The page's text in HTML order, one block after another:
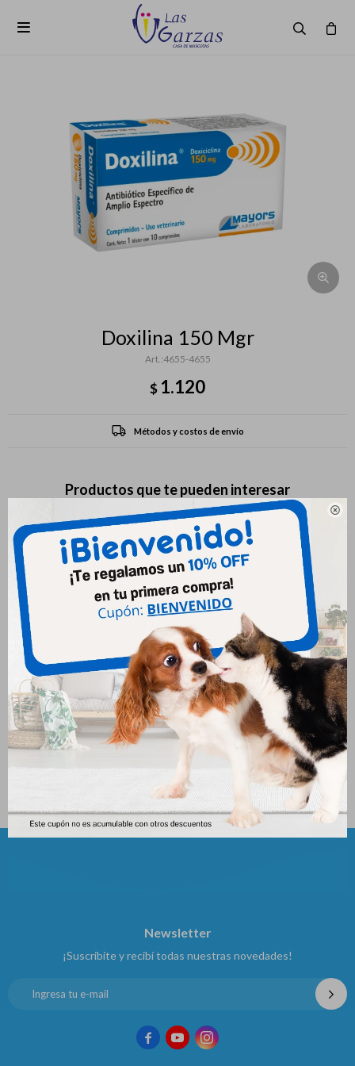


Doxilina 150 Mgr
4655-4655
$ 1.120
Métodos y costos de envío
Productos que te pueden interesar
Clavamox 250 Mg X 10 Tabs
$526
Enro 20 Tabletas 20 Compr
$ 526
Newsletter
¡Suscribite y recibí todas nuestras novedades!
  